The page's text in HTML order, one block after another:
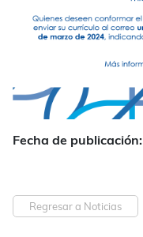
Fecha de publicación:
Regresar a Noticias